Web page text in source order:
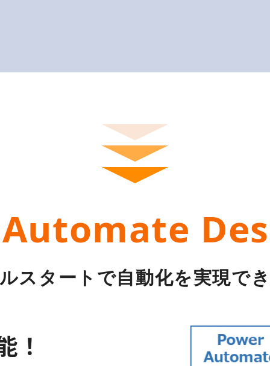
スタートで自動化を実現で
！